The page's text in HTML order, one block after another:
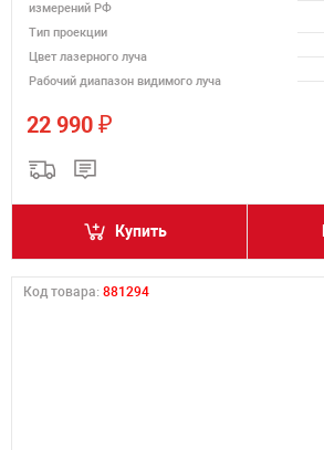
измерений РФ
Тип проекции
Цвет лазерного луча
Рабочий диапазон видимого луча
22 990 ₽
Купить
Код товара: 881294